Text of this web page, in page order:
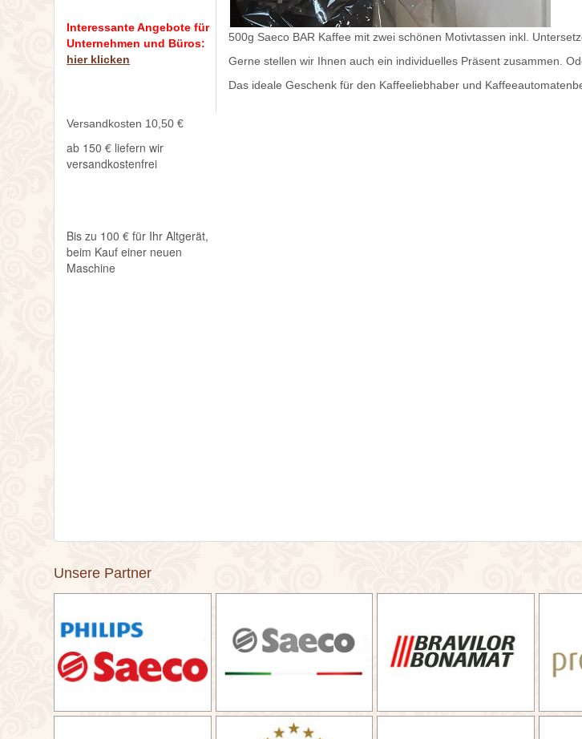
500g Saeco BAR Kaffee mit zwei schönen Motivtassen inkl.
Gerne stellen wir Ihnen auch ein individuelles Präsent zusammen.
Das ideale Geschenk für den Kaffeeliebhaber und
Interessante Angebote für
Unternehmen und Büros:
hier klicken
Versandkosten 10,50 €
ab 150 € liefern wir
versandkostenfrei
Bis zu 100 € für Ihr Altgerät,
beim Kauf einer neuen
Maschine
Unsere Partner